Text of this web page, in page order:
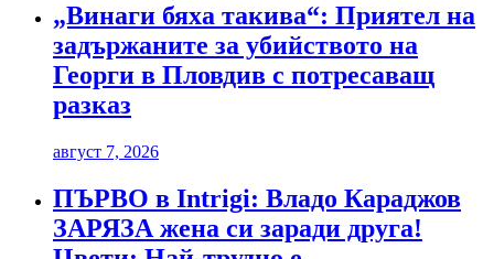
„Винаги бяха такива“: Приятел на
задържаните за убийството на
Георги в Пловдив с потресаващ
разказ
август 7, 2026
ПЪРВО в Intrigi: Владо Караджов
ЗАРЯЗА жена си заради друга!